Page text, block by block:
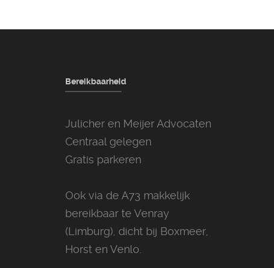
Bereikbaarheid
Julicher en Meijer Advocaten
Centraal gelegen
Gratis parkeren
Ook via de A73 makkelijk
bereikbaar te Venray
(Limburg), dicht bij Boxmeer,
Horst en Venlo.